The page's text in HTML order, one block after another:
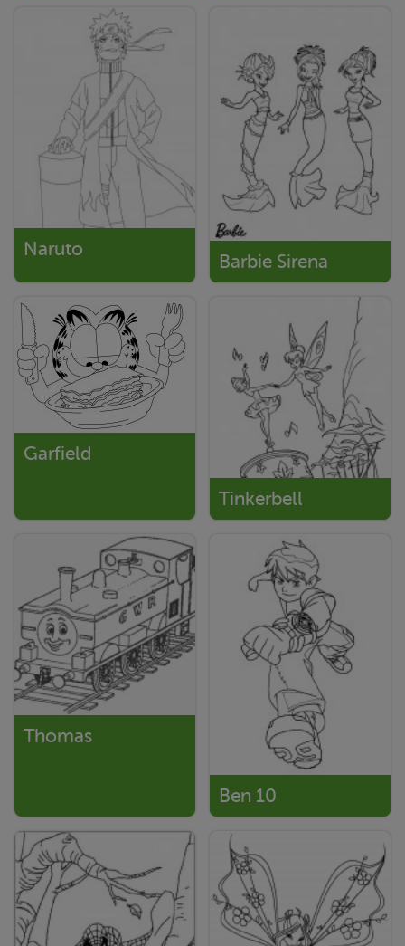
Naruto
Barbie Sirena
Garfield
Tinkerbell
Thomas
Ben 10